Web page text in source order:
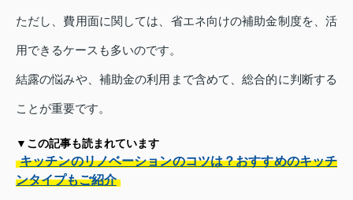
ただし、費用面に関しては、省エネ向けの補助金制度を、活
用できるケースも多いのです。
結露の悩みや、補助金の利用まで含めて、総合的に判断する
ことが重要です。
▼この記事も読まれています
キッチンのリノベーションのコツは？おすすめのキッチ
ンタイプもご紹介